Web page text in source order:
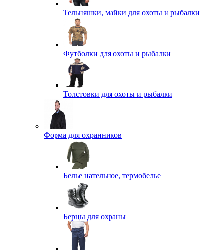
Тельняшки, майки для охоты и рыбалки
Футболки для охоты и рыбалки
Толстовки для охоты и рыбалки
Форма для охранников
Белье нательное, термобелье
Берцы для охраны